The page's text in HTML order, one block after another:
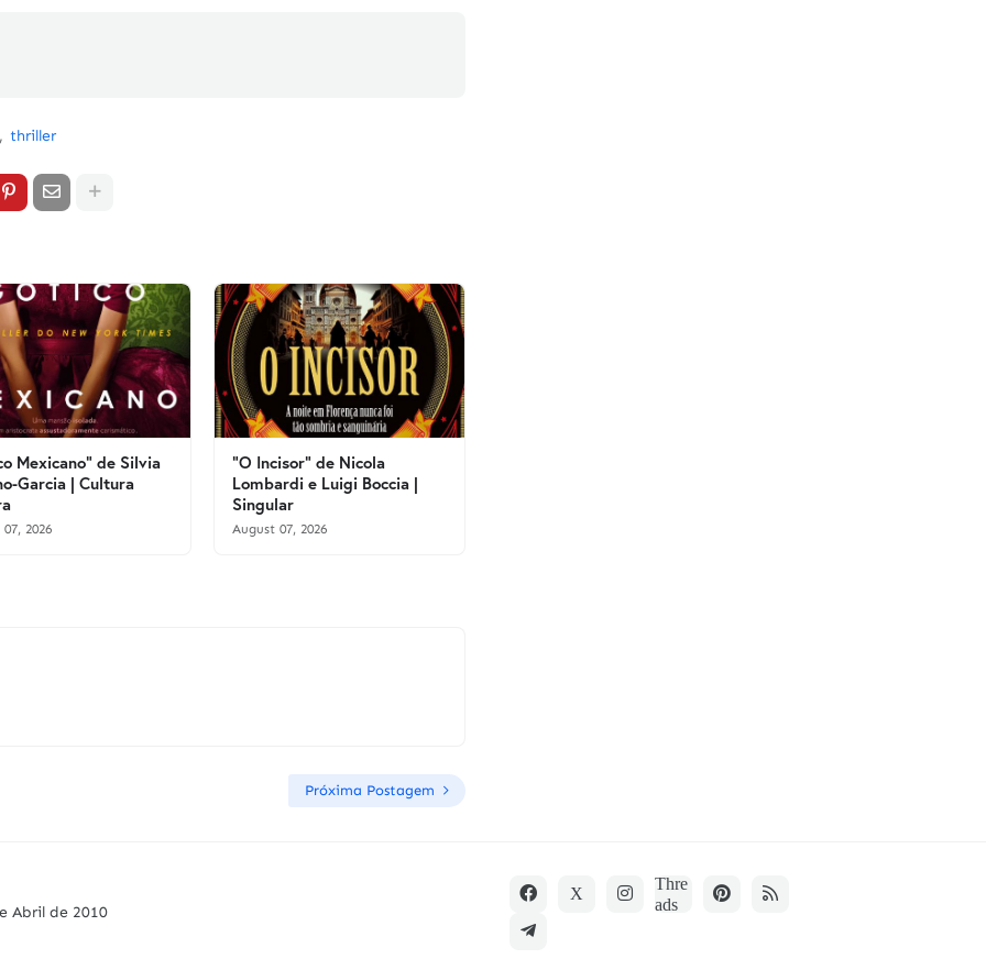
thriller
Mexicano" de Silvia
Garcia | Cultura
2026
"O Incisor" de Nicola
Lombardi e Luigi Boccia |
Singular
August 07, 2026
Próxima Postagem
Abril de 2010